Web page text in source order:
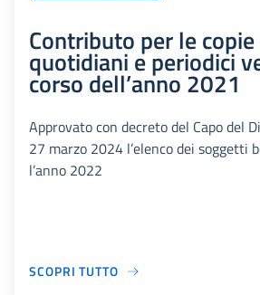
Contributo per le
quotidiani e periodici
corso dell’anno 2021
Approvato con decreto del Capo del
27 marzo 2024 l’elenco dei soggetti
l’anno 2022
SCOPRI TUTTO